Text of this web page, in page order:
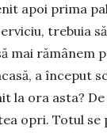
apoi prima
trebuia
mai rămânem
a început
la ora asta?
opri. Totul se